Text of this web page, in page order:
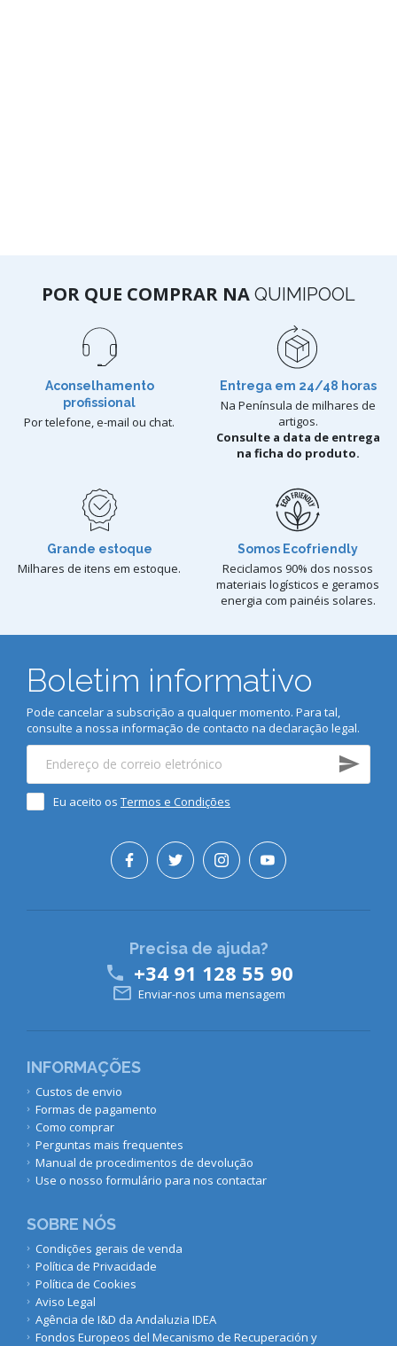
POR QUE COMPRAR NA QUIMIPOOL
Aconselhamento
profissional
Por telefone, e-mail ou chat.
Entrega em 24/48 horas
Na Península de milhares de
artigos.
Consulte a data de entrega
na ficha do produto.
Grande estoque
Milhares de itens em estoque.
Somos Ecofriendly
Reciclamos 90% dos nossos
materiais logísticos e geramos
energia com painéis solares.
Boletim informativo
Pode cancelar a subscrição a qualquer momento. Para tal,
consulte a nossa informação de contacto na declaração legal.
Eu aceito os Termos e Condições
INFORMAÇÕES
Custos de envio
Formas de pagamento
Como comprar
Perguntas mais frequentes
Manual de procedimentos de devolução
Use o nosso formulário para nos contactar
SOBRE NÓS
Condições gerais de venda
Política de Privacidade
Política de Cookies
Aviso Legal
Agência de I&D da Andaluzia IDEA
Fondos Europeos del Mecanismo de Recuperación y
Precisa de ajuda?
 +34 91 128 55 90
 Enviar-nos uma mensagem